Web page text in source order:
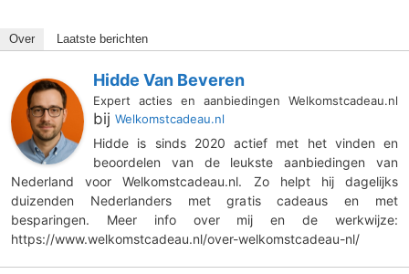
Over Laatste berichten
Hidde Van Beveren
Expert acties en aanbiedingen Welkomstcadeau.nl
bij Welkomstcadeau.nl
Hidde is sinds 2020 actief met het vinden en
beoordelen van de leukste aanbiedingen van
Nederland voor Welkomstcadeau.nl. Zo helpt hij dagelijks
duizenden Nederlanders met gratis cadeaus en met
besparingen. Meer info over mij en de werkwijze:
https://www.welkomstcadeau.nl/over-welkomstcadeau-nl/